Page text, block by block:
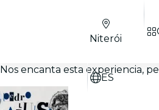
Niterói
ES
Nos encanta esta experiencia,